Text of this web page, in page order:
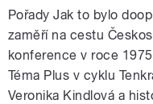
Pořady Jak to bylo
zaměří na cestu
konference v roce
Téma Plus v cyklu
Veronika Kindlová a